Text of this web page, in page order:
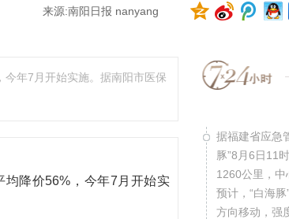
来源:南阳日报 nanyang
年7月开始实施。据南阳市医保
降价56%，今年7月开始实
据福建省应急
豚”8月6日11
1260公里，中
预计，“白海
方向移动，强